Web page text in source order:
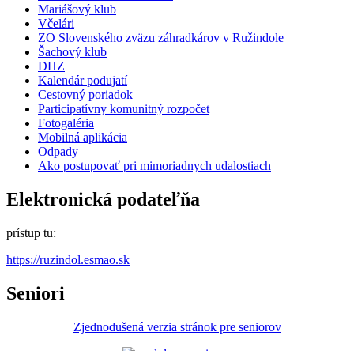
Mariášový klub
Včelári
ZO Slovenského zväzu záhradkárov v Ružindole
Šachový klub
DHZ
Kalendár podujatí
Cestovný poriadok
Participatívny komunitný rozpočet
Fotogaléria
Mobilná aplikácia
Odpady
Ako postupovať pri mimoriadnych udalostiach
Elektronická podateľňa
prístup tu:
https://ruzindol.esmao.sk
Seniori
Zjednodušená verzia stránok pre seniorov